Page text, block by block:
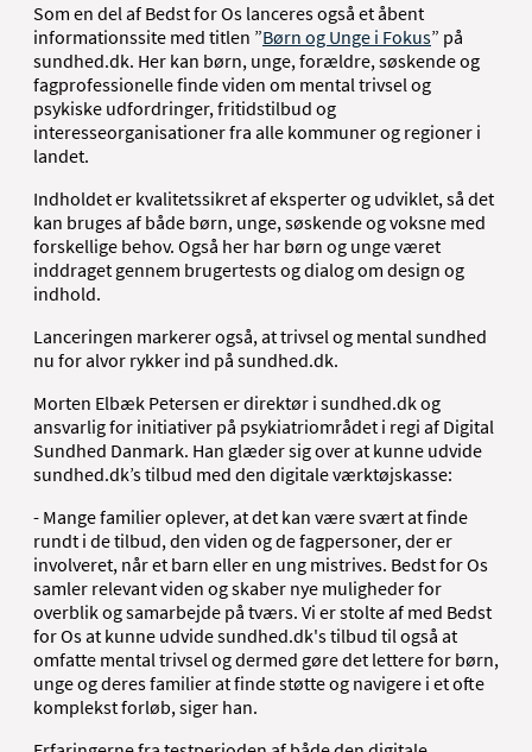
Som en del af Bedst for Os lanceres også et åbent
informationssite med titlen ”Børn og Unge i Fokus” på
sundhed.dk. Her kan børn, unge, forældre, søskende og
fagprofessionelle finde viden om mental trivsel og
psykiske udfordringer, fritidstilbud og
interesseorganisationer fra alle kommuner og regioner i
landet.
Indholdet er kvalitetssikret af eksperter og udviklet, så det
kan bruges af både børn, unge, søskende og voksne med
forskellige behov. Også her har børn og unge været
inddraget gennem brugertests og dialog om design og
indhold.
Lanceringen markerer også, at trivsel og mental sundhed
nu for alvor rykker ind på sundhed.dk.
Morten Elbæk Petersen er direktør i sundhed.dk og
ansvarlig for initiativer på psykiatriområdet i regi af Digital
Sundhed Danmark. Han glæder sig over at kunne udvide
sundhed.dk’s tilbud med den digitale værktøjskasse:
- Mange familier oplever, at det kan være svært at finde
rundt i de tilbud, den viden og de fagpersoner, der er
involveret, når et barn eller en ung mistrives. Bedst for Os
samler relevant viden og skaber nye muligheder for
overblik og samarbejde på tværs. Vi er stolte af med Bedst
for Os at kunne udvide sundhed.dk's tilbud til også at
omfatte mental trivsel og dermed gøre det lettere for børn,
unge og deres familier at finde støtte og navigere i et ofte
komplekst forløb, siger han.